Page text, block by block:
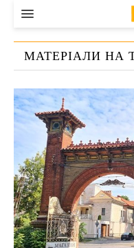
ВЛАДА
ЕКОНОМІКА
БІЗНЕС
СТАРТЕР
КОНТАКТИ
МАТЕРІАЛИ НА